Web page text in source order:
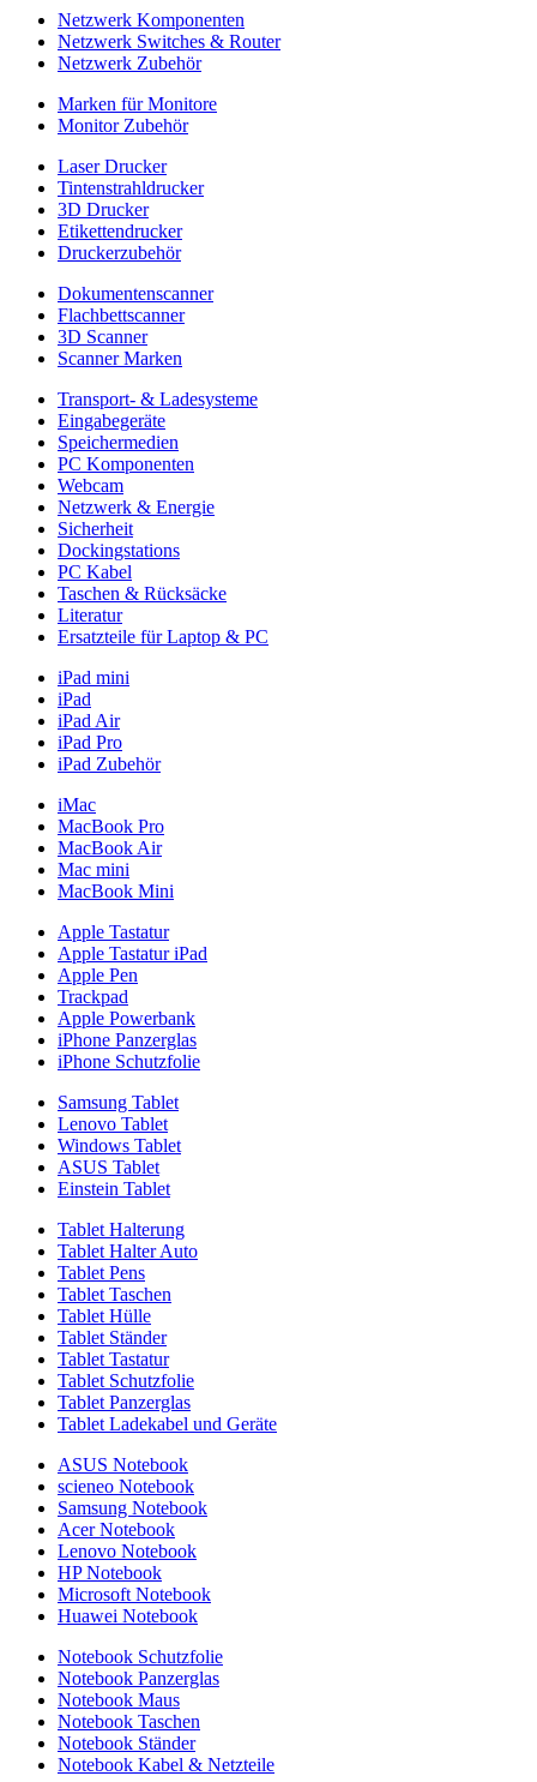
Netzwerk Komponenten
Netzwerk Switches & Router
Netzwerk Zubehör
Marken für Monitore
Monitor Zubehör
Laser Drucker
Tintenstrahldrucker
3D Drucker
Etikettendrucker
Druckerzubehör
Dokumentenscanner
Flachbettscanner
3D Scanner
Scanner Marken
Transport- & Ladesysteme
Eingabegeräte
Speichermedien
PC Komponenten
Webcam
Netzwerk & Energie
Sicherheit
Dockingstations
PC Kabel
Taschen & Rücksäcke
Literatur
Ersatzteile für Laptop & PC
iPad mini
iPad
iPad Air
iPad Pro
iPad Zubehör
iMac
MacBook Pro
MacBook Air
Mac mini
MacBook Mini
Apple Tastatur
Apple Tastatur iPad
Apple Pen
Trackpad
Apple Powerbank
iPhone Panzerglas
iPhone Schutzfolie
Samsung Tablet
Lenovo Tablet
Windows Tablet
ASUS Tablet
Einstein Tablet
Tablet Halterung
Tablet Halter Auto
Tablet Pens
Tablet Taschen
Tablet Hülle
Tablet Ständer
Tablet Tastatur
Tablet Schutzfolie
Tablet Panzerglas
Tablet Ladekabel und Geräte
ASUS Notebook
scieneo Notebook
Samsung Notebook
Acer Notebook
Lenovo Notebook
HP Notebook
Microsoft Notebook
Huawei Notebook
Notebook Schutzfolie
Notebook Panzerglas
Notebook Maus
Notebook Taschen
Notebook Ständer
Notebook Kabel & Netzteile